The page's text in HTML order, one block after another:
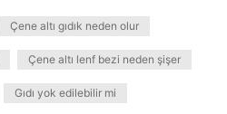
Çene altı gıdık neden olur
Çene altı lenf bezi neden şişer
Gıdı yok edilebilir mi